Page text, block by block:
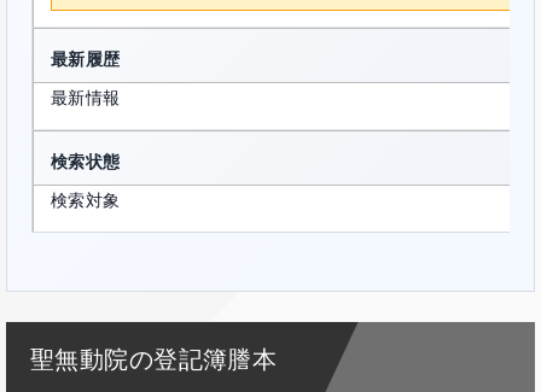
最新履歴
最新情報
検索状態
検索対象
聖無動院の登記簿謄本